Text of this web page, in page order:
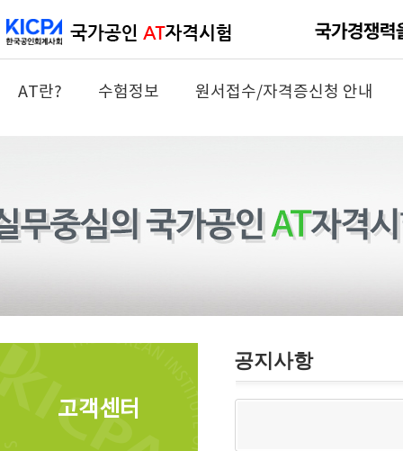
AT란? 수험정보 원서접수/자격증신청 안내
고객센터
공지사항